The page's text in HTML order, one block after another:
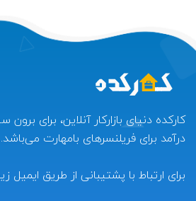
کارکده دنیای بازارکار آنلاین، برای
درآمد برای فریلنسرهای بامهارت می‌باشد.
برای ارتباط با پشتیبانی از طریق ایمیل